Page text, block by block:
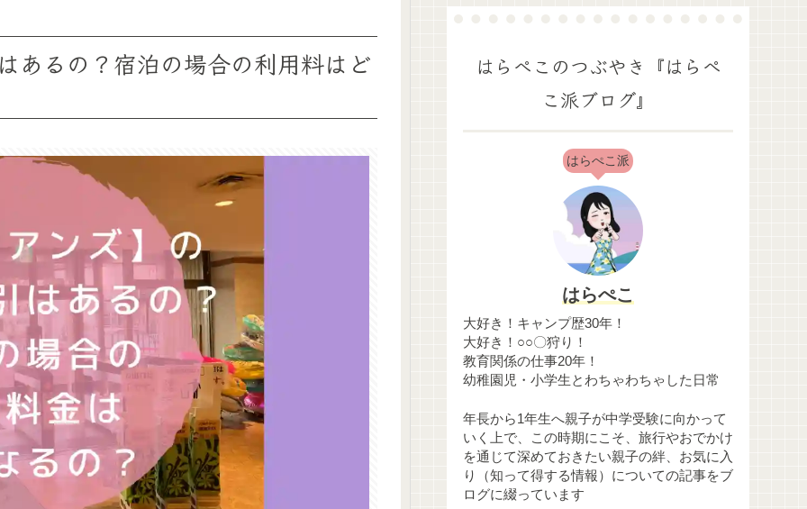
あるの？宿泊の場合の利用料はど
はらぺこのつぶやき『はらぺ
こ派ブログ』
はらぺこ派
はらぺこ
大好き！キャンプ歴30年！
大好き！○○〇狩り！
教育関係の仕事20年！
幼稚園児・小学生とわちゃわちゃした日常
年長から1年生へ親子が中学受験に向かって
いく上で、この時期にこそ、旅行やおでかけ
を通じて深めておきたい親子の絆、お気に入
り（知って得する情報）についての記事をブ
ログに綴っています